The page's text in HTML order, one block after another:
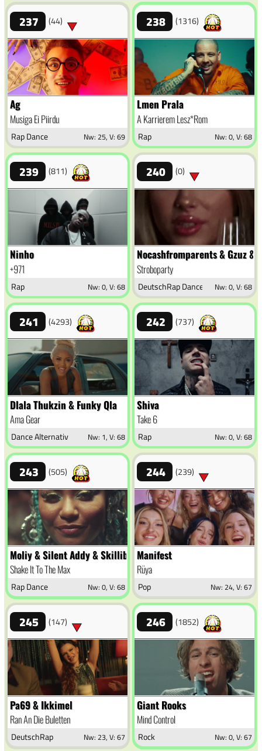
237 (44)
Ag
Musiga Ei Piirdu
Rap Dance Nw: 25, V: 69
238 (1316)
Lmen Prala
A Karrierem Lesz*Rom
Rap Nw: 0, V: 68
239 (811)
Ninho
+971
Rap Nw: 0, V: 68
240 (0)
Nocashfromparents & Gzuz &
Stroboparty
DeutschRap Dance Nw: 0, V: 68
241 (4293)
Dlala Thukzin & Funky Qla
Ama Gear
Dance Alternativ Nw: 1, V: 68
242 (737)
Shiva
Take 6
Rap Nw: 0, V: 68
243 (505)
Moliy & Silent Addy & Skillibeng & Shenseea
Shake It To The Max
Rap Dance Nw: 0, V: 68
244 (239)
Manifest
Rüya
Pop Nw: 24, V: 67
245 (147)
Pa69 & Ikkimel
Ran An Die Buletten
DeutschRap Nw: 23, V: 67
246 (1852)
Giant Rooks
Mind Control
Rock Nw: 0, V: 67